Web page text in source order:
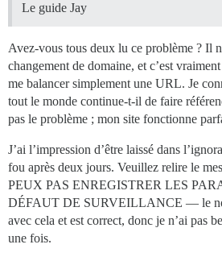
Le guide Jay
Avez-vous tous deux lu ce problème ? Il
changement de domaine, et c’est
me balancer simplement une URL. Je
tout le monde continue-t-il de faire
pas le problème ; mon site fonctionne
J’ai l’impression d’être laissé dans
fou après deux jours. Veuillez relire le
PEUX PAS ENREGISTRER LES
DÉFAUT DE SURVEILLANCE — le
avec cela et est correct, donc je n’ai pas
une fois.